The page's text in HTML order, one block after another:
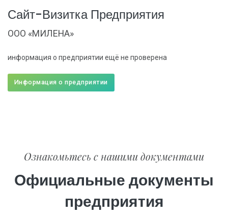
Сайт-Визитка Предприятия
ООО «МИЛЕНА»
информация о предприятии ещё не проверена
Информация о предприятии
Ознакомьтесь с нашими документами
Официальные документы
предприятия